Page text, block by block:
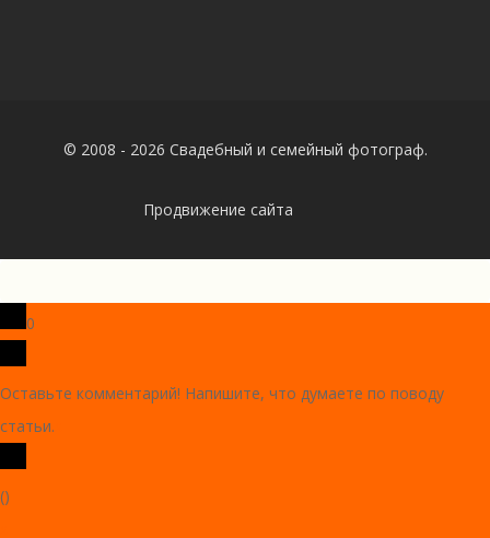
© 2008 - 2026 Свадебный и семейный фотограф.
Продвижение сайта
0
Оставьте комментарий! Напишите, что думаете по поводу
статьи.
()